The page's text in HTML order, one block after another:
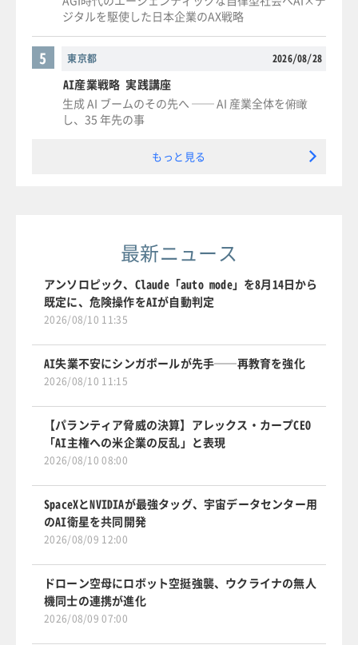
ジタルを駆使した日本企業のAX戦略
東京都 2026/08/28
5
AI産業戦略 実践講座
生成 AI ブームのその先へ ── AI 産業全体を俯瞰
し、35 年先の事
もっと見る
最新ニュース
アンソロピック、Claude「auto mode」を8月14日から
既定に、危険操作をAIが自動判定
2026/08/10 11:35
AI失業不安にシンガポールが先手──再教育を強化
2026/08/10 11:15
【パランティア脅威の決算】アレックス・カープCEO
「AI主権への米企業の反乱」と表現
2026/08/10 08:00
SpaceXとNVIDIAが最強タッグ、宇宙データセンター用
のAI衛星を共同開発
2026/08/09 12:00
ドローン空母にロボット空挺強襲、ウクライナの無人
機同士の連携が進化
2026/08/09 07:00